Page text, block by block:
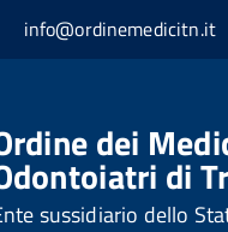
info@ordinemedicitn.it
dei
di
sussidiario dello